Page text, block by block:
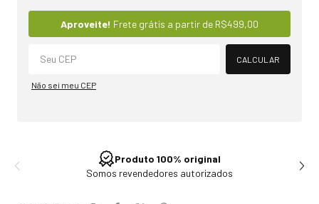
Aproveite! Frete grátis a partir de R$499,00
CALCULAR
Não sei meu CEP
Produto 100% original
Somos revendedores autorizados